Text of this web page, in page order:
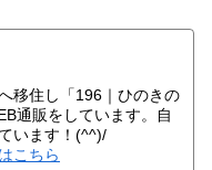
移住し「196｜ひのきの
通販をしています。自
います！(^^)/
こちら